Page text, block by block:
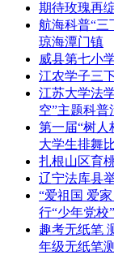
期待玫瑰再
航海科普“三
琼海潭门镇
威县第七小
江农学子三
江苏大学法
空”主题科普
第一届“树人
大学生排舞
扎根山区育
辽宁法库县
“爱祖国 爱
行“少年党校
趣考无纸笔
年级无纸笔